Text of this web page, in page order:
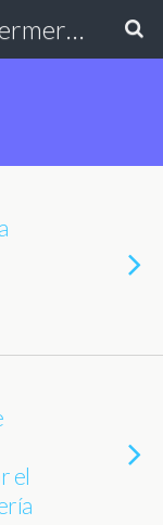
Excmo. Colegio de Enfermería de Cádiz
el